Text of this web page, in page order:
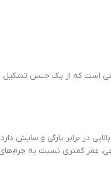
است که از یک جنس
در برابر پارگی و سایش
عمر کمتری نسبت به